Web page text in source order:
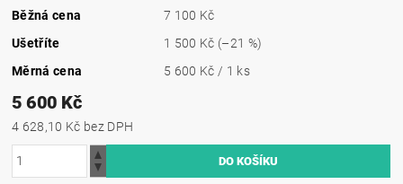
Běžná cena
7 100 Kč
Ušetříte
1 500 Kč (–21 %)
Měrná cena
5 600 Kč / 1 ks
5 600 Kč
4 628,10 Kč bez DPH